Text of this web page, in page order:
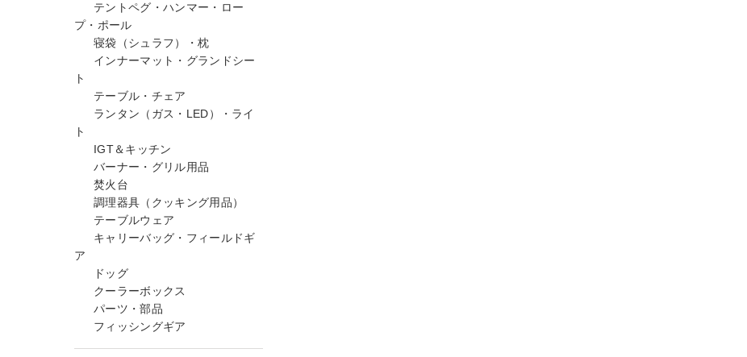
テントペグ・ハンマー・ロー
プ・ポール
寝袋（シュラフ）・枕
インナーマット・グランドシー
ト
テーブル・チェア
ランタン（ガス・LED）・ライ
ト
IGT＆キッチン
バーナー・グリル用品
焚火台
調理器具（クッキング用品）
テーブルウェア
キャリーバッグ・フィールドギ
ア
ドッグ
クーラーボックス
パーツ・部品
フィッシングギア